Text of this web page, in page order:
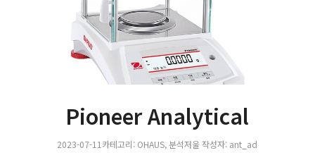
Pioneer Analytical
2023-07-11 카테고리: OHAUS,분석저울 작성자: ant_ad